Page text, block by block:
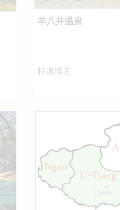
羊八井温泉
特邀博主